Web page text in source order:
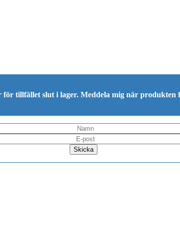
tillfället slut i lager. Meddela mig när produkten